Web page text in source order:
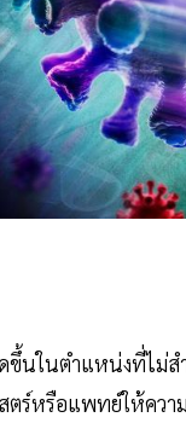
นในตำแหน่งที่ไม่ส
ตร์หรือแพทย์ให้คว